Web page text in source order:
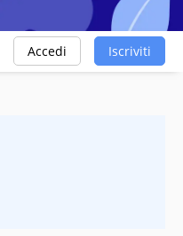
Accedi Iscriviti